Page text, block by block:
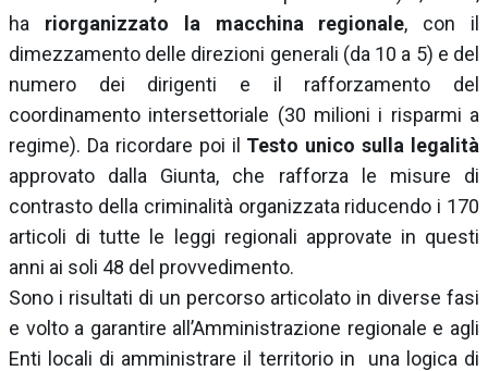
ha riorganizzato la macchina regionale, con il
dimezzamento delle direzioni generali (da 10 a 5) e del
numero dei dirigenti e il rafforzamento del
coordinamento intersettoriale (30 milioni i risparmi a
regime). Da ricordare poi il Testo unico sulla legalità
approvato dalla Giunta, che rafforza le misure di
contrasto della criminalità organizzata riducendo i 170
articoli di tutte le leggi regionali approvate in questi
anni ai soli 48 del provvedimento.
Sono i risultati di un percorso articolato in diverse fasi
e volto a garantire all’Amministrazione regionale e agli
Enti locali di amministrare il territorio in una logica di